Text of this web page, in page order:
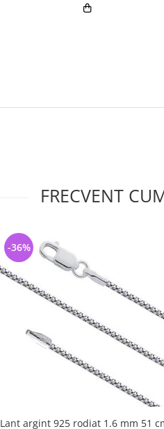
FRECVENT
Lant argint 925 rodiat 1.6 mm 51
-36%